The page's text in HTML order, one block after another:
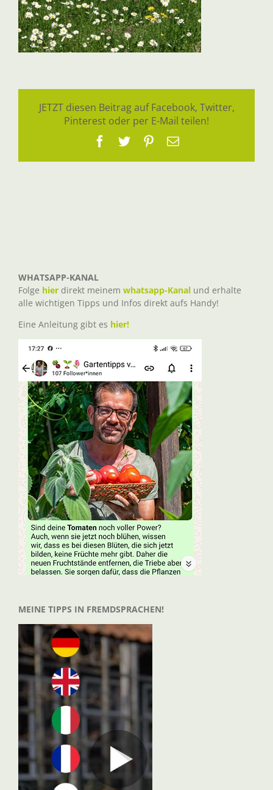
JETZT diesen Beitrag auf Facebook, Twitter,
Pinterest oder per E-Mail teilen!
Facebook
TwitterPinterest
E-
WHATSAPP-KANAL
Folge hier direkt meinem whatsapp-Kanal und erhalte
alle wichtigen Tipps und Infos direkt aufs Handy!
Eine Anleitung gibt es hier!
MEINE TIPPS IN FREMDSPRACHEN!